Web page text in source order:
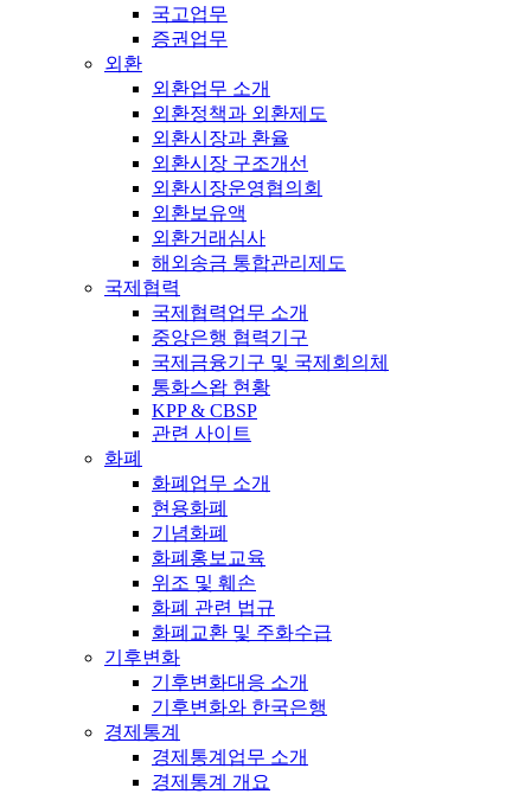
국고업무
증권업무
외환
외환업무 소개
외환정책과 외환제도
외환시장과 환율
외환시장 구조개선
외환시장운영협의회
외환보유액
외환거래심사
해외송금 통합관리제도
국제협력
국제협력업무 소개
중앙은행 협력기구
국제금융기구 및 국제회의체
통화스왑 현황
KPP & CBSP
관련 사이트
화폐
화폐업무 소개
현용화폐
기념화폐
화폐홍보교육
위조 및 훼손
화폐 관련 법규
화폐교환 및 주화수급
기후변화
기후변화대응 소개
기후변화와 한국은행
경제통계
경제통계업무 소개
경제통계 개요